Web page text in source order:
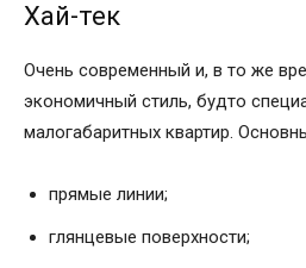
Хай-тек
Очень современный и, в то же
экономичный стиль, будто
малогабаритных квартир.
прямые линии;
глянцевые поверхности;